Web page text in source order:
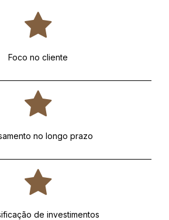
Foco no cliente
no longo prazo
de investimentos